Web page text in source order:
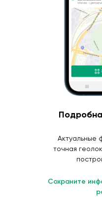
Актуальные
точная
Сохраните